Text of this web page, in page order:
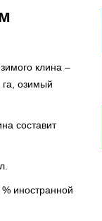
клина –
га, озимый
составит
иностранной